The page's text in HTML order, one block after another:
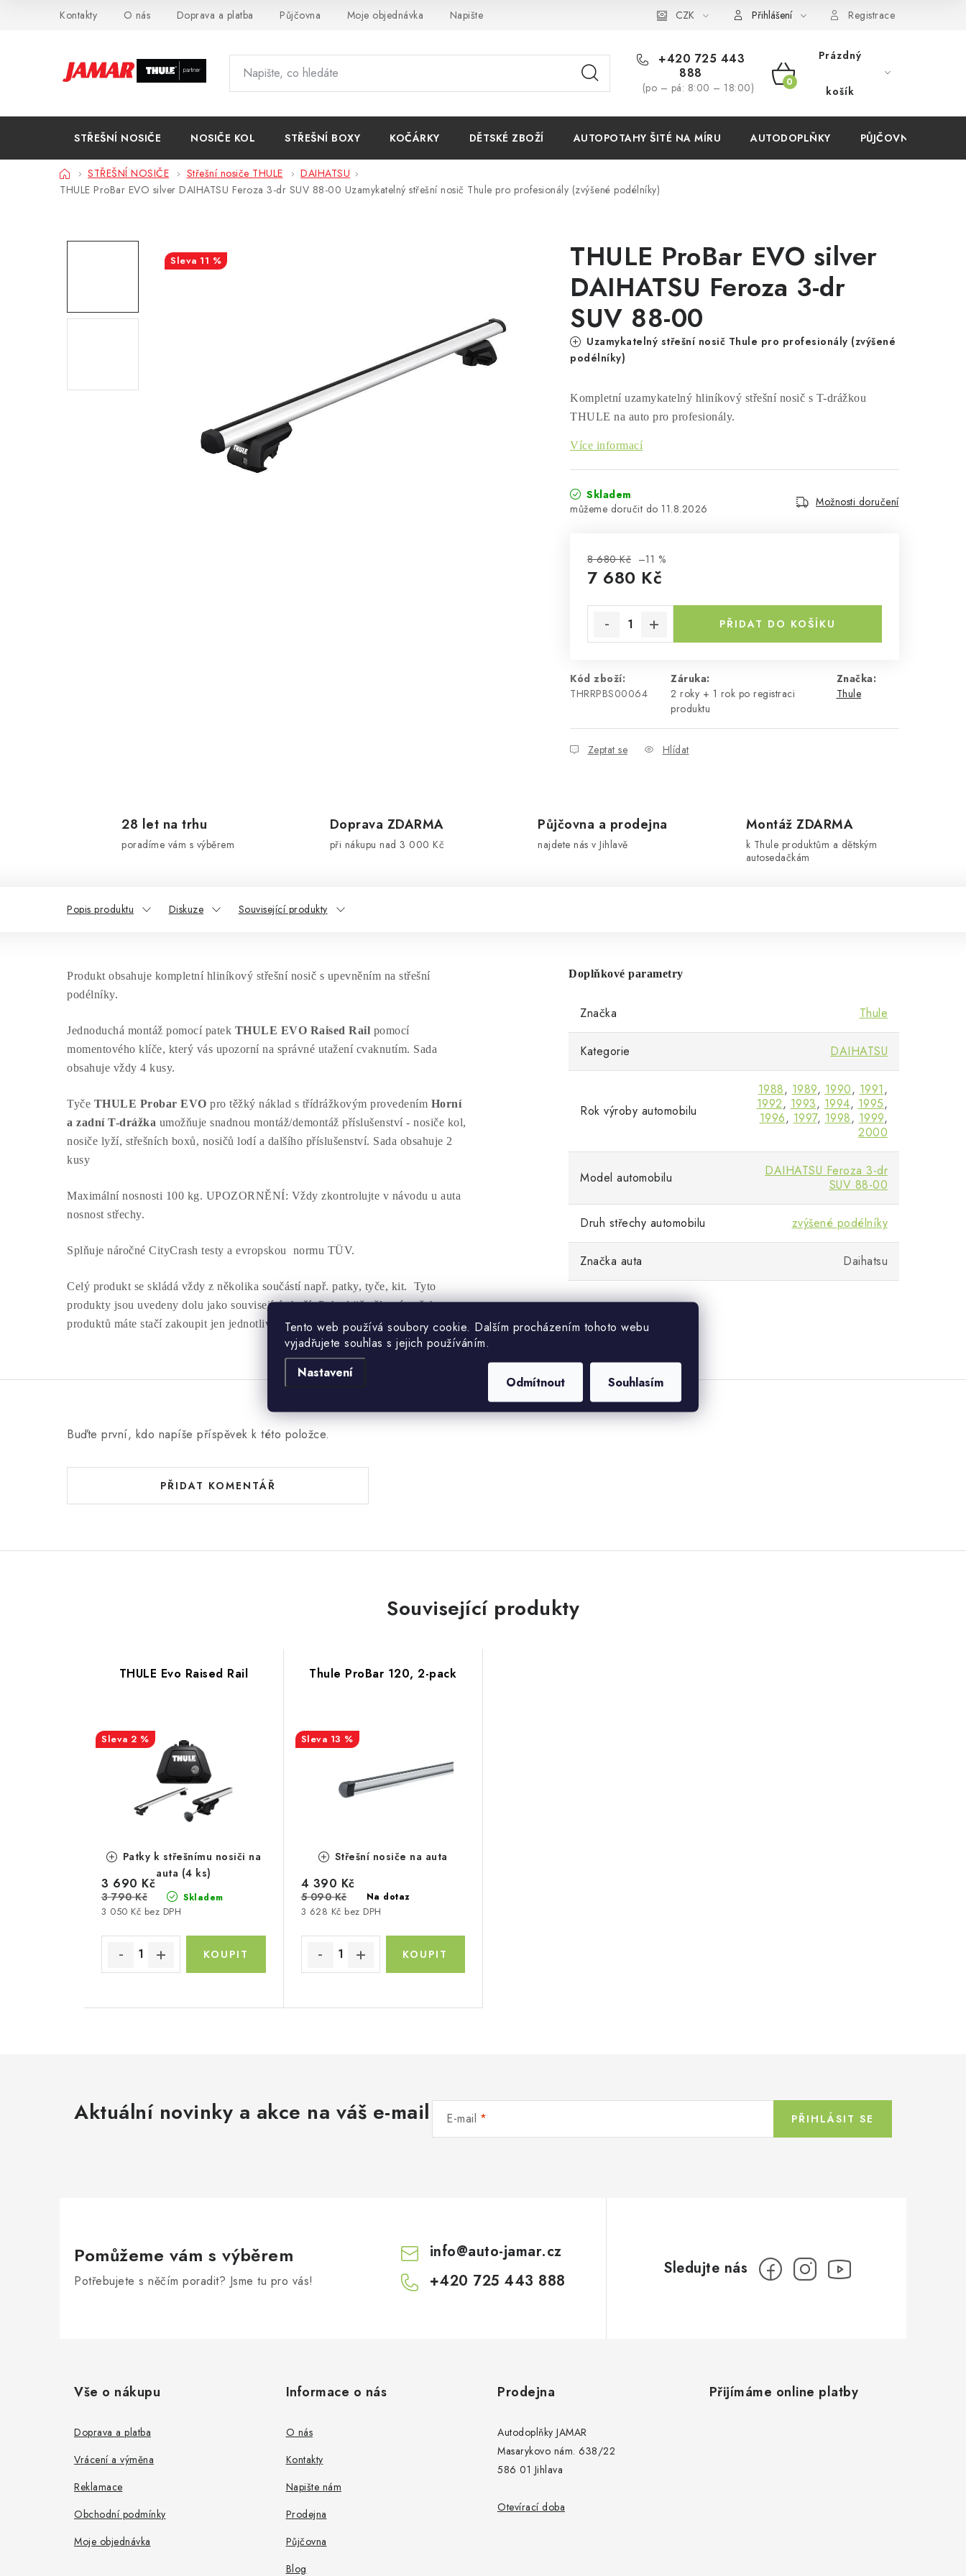
Tento web používá soubory cookie. Dalším procházením tohoto webu
vyjadřujete souhlas s jejich používáním.
Nastavení
Odmítnout Souhlasím
Kontakty O nás Doprava a platba Půjčovna Moje objednávka Napište nám Obchodní podmínky
CZK Přihlášení Registrace
+420 725 443
888
(po – pá: 8:00 – 18:00)
NÁKUPNÍ
Prázdný
košík
STŘEŠNÍ NOSIČE NOSIČE KOL STŘEŠNÍ BOXY KOČÁRKY DĚTSKÉ ZBOŽÍ AUTOPOTAHY ŠITÉ NA MÍRU AUTODOPLŇKY PŮJČOVNA
DomůSTŘEŠNÍ NOSIČE Střešní nosiče THULE
DAIHATSU
THULE ProBar EVO silver DAIHATSU Feroza 3-dr SUV 88-00 Uzamykatelný střešní nosič Thule pro profesionály (zvýšené podélníky)
THULE ProBar EVO silver
DAIHATSU Feroza 3-dr
SUV 88-00
Uzamykatelný střešní nosič Thule pro profesionály (zvýšené
podélníky)
Kompletní uzamykatelný hliníkový střešní nosič s T-drážkou
THULE na auto pro profesionály.
Více informací
Skladem
11.8.2026
Možnosti doručení
8 680 Kč –11 %
7 680 Kč
PŘIDAT DO KOŠÍKU
Kód zboží:
THRRPBS00064
Záruka:
2 roky + 1 rok po registraci
produktu
Značka:
Thule
Zeptat se Hlídat
11 %
28 let na trhu
poradíme vám s výběrem
Doprava ZDARMA
při nákupu nad 3 000 Kč
Půjčovna a prodejna
najdete nás v Jihlavě
Montáž ZDARMA
k Thule produktům a dětským
autosedačkám
Popis produktu Diskuze Související produkty
Produkt obsahuje kompletní hliníkový střešní nosič s upevněním na střešní
podélníky.
Jednoduchá montáž pomocí patek THULE EVO Raised Rail pomocí
momentového klíče, který vás upozorní na správné utažení cvaknutím. Sada
obsahuje vždy 4 kusy.
Tyče THULE Probar EVO pro těžký náklad s třídrážkovým provedením Horní
a zadní T-drážka umožňuje snadnou montáž/demontáž příslušenství - nosiče kol,
nosiče lyží, střešních boxů, nosičů lodí a dalšího příslušenství. Sada obsahuje 2
kusy
Maximální nosnosti 100 kg. UPOZORNĚNÍ: Vždy zkontrolujte v návodu u auta
nosnost střechy.
Splňuje náročné CityCrash testy a evropskou normu TÜV.
Celý produkt se skládá vždy z několika součástí např. patky, tyče, kit. Tyto
produkty jsou uvedeny dolu jako související zboží. Pokud již některý z těchto
produktů máte stačí zakoupit jen jednotlivé produkty samostatně.
Doplňkové parametry
Značka Thule
Kategorie DAIHATSU
Rok výroby automobilu
1988, 1989, 1990, 1991,
1992, 1993, 1994, 1995,
1996, 1997, 1998, 1999,
2000
Model automobilu
DAIHATSU Feroza 3-dr
SUV 88-00
Druh střechy automobilu zvýšené podélníky
Značka auta Daihatsu
Buďte první, kdo napíše příspěvek k této položce.
PŘIDAT KOMENTÁŘ
Související produkty
THULE Evo Raised Rail
2 %
Patky k střešnímu nosiči na
auta (4 ks)
Skladem
3 050 Kč bez DPH
3 690 Kč
3 790 Kč
Thule ProBar 120, 2-pack
13 %
Střešní nosiče na auta
Na dotaz
3 628 Kč bez DPH
4 390 Kč
5 090 Kč
Aktuální novinky a akce na váš e-mail E-mail PŘIHLÁSIT SE
Pomůžeme vám s výběrem
Potřebujete s něčím poradit? Jsme tu pro vás!
info@auto-jamar.cz
+420 725 443 888
Vše o nákupu
Doprava a platba
Vrácení a výměna
Reklamace
Obchodní podmínky
Moje objednávka
Informace o nás
O nás
Kontakty
Napište nám
Prodejna
Půjčovna
Blog
Prodejna
Autodoplňky JAMAR
Masarykovo nám. 638/22
586 01 Jihlava
Otevírací doba
Přijímáme online platby